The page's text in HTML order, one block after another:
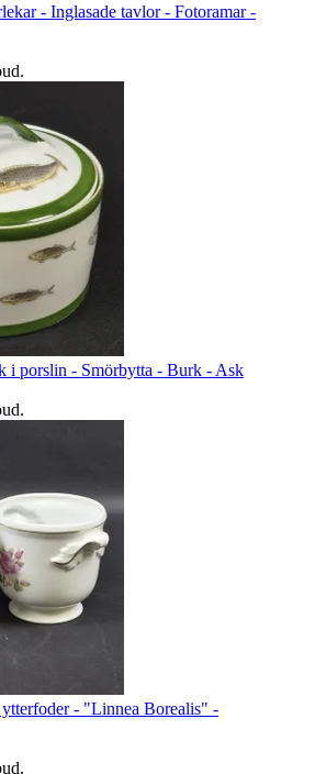
- Inglasade tavlor - Fotoramar -
.
i porslin - Smörbytta - Burk - Ask
.
- "Linnea Borealis" -
.